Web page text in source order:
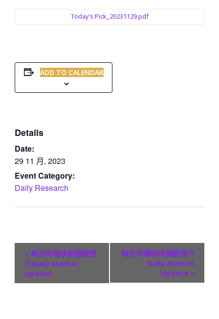
Today’s Pick_20231129.pdf
ADD TO CALENDAR
Details
Date:
29 11 月, 2023
Event Category:
Daily Research
« 每日市場快訊個股推
介Daily Market
Update
每日市場快訊個股推介
Daily Market
Update »